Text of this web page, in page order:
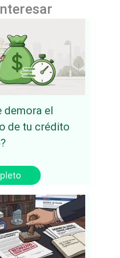
demora el
de tu crédito